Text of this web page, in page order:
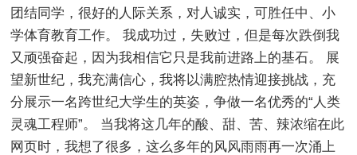
团结同学，很好的人际关系，对人诚实，可胜任中、小
学体育教育工作。 我成功过，失败过，但是每次跌倒我
又顽强奋起，因为我相信它只是我前进路上的基石。 展
望新世纪，我充满信心，我将以满腔热情迎接挑战，充
分展示一名跨世纪大学生的英姿，争做一名优秀的“人类
灵魂工程师”。 当我将这几年的酸、甜、苦、辣浓缩在此
网页时，我想了很多，这么多年的风风雨雨再一次涌上